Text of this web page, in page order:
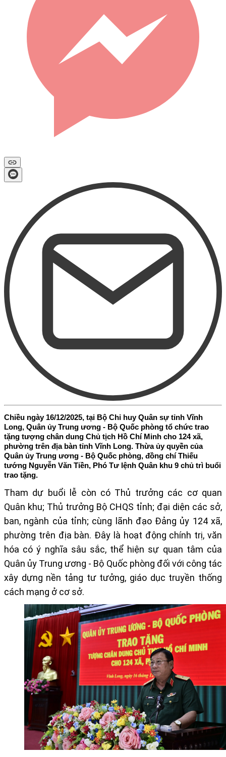
Chiều ngày 16/12/2025, tại Bộ Chỉ huy Quân sự tỉnh Vĩnh
Long, Quân ủy Trung ương - Bộ Quốc phòng tổ chức trao
tặng tượng chân dung Chủ tịch Hồ Chí Minh cho 124 xã,
phường trên địa bàn tỉnh Vĩnh Long. Thừa ủy quyền của
Quân ủy Trung ương - Bộ Quốc phòng, đồng chí Thiếu
tướng Nguyễn Văn Tiền, Phó Tư lệnh Quân khu 9 chủ trì buổi
trao tặng.
Tham dự buổi lễ còn có Thủ trưởng các cơ quan
Quân khu; Thủ trưởng Bộ CHQS tỉnh; đại diện các sở,
ban, ngành của tỉnh; cùng lãnh đạo Đảng ủy 124 xã,
phường trên địa bàn. Đây là hoạt động chính trị, văn
hóa có ý nghĩa sâu sắc, thể hiện sự quan tâm của
Quân ủy Trung ương - Bộ Quốc phòng đối với công tác
xây dựng nền tảng tư tưởng, giáo dục truyền thống
cách mạng ở cơ sở.